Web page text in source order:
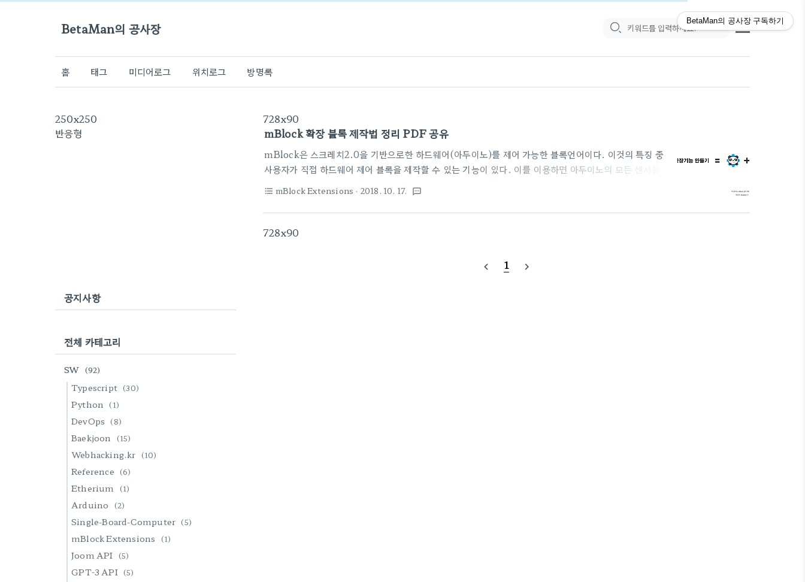
BetaMan의 공사장
홈 태그 미디어로그 위치로그 방명록
728x90
mBlock 확장 블록 제작법 정리 PDF 공유
mBlock은 스크레치2.0을 기반으로한 하드웨어(아두이노)를 제어 가능한 블록언어이다. 이것의 특징 중
사용자가 직접 하드웨어 제어 블록을 제작할 수 있는 기능이 있다. 이를 이용하면 아두이노의 모든 센서들
서 이번 포스팅에서 공유할 파일은 mBlock(mblock.cc)에서 공식적으로 배포한 레퍼런스와 그것을 번
역하고 mBlock에서 밝히지 않은 내용과 개발 팁등을 모아놓은 정리자료 그리고 "블록의 모양 기호 정리자
료"이다. 파일을 공유하는 것은 좋으나 필자의 블로그 주소를 밝혀줬으면 한다.추후 확장 제작에 대해 자세
format_list_bulleted mBlock Extensions · 2018. 10. 17. textsms
728x90
navigate_before 1 navigate_next
250x250
반응형
공지사항
전체 카테고리
SW (92)
Typescript (30)
Python (1)
DevOps (8)
Baekjoon (15)
Webhacking.kr (10)
Reference (6)
Etherium (1)
Arduino (2)
Single-Board-Computer (5)
mBlock Extensions (1)
Joom API (5)
GPT-3 API (5)
BetaMan의 공사장 구독하기